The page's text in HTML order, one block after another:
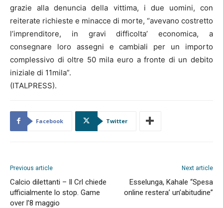
grazie alla denuncia della vittima, i due uomini, con
reiterate richieste e minacce di morte, “avevano costretto
l’imprenditore, in gravi difficolta’ economica, a
consegnare loro assegni e cambiali per un importo
complessivo di oltre 50 mila euro a fronte di un debito
iniziale di 11mila”.
(ITALPRESS).
Facebook Twitter
Previous article
Calcio dilettanti – Il Crl chiede
ufficialmente lo stop. Game
over l’8 maggio
Next article
Esselunga, Kahale “Spesa
online restera’ un’abitudine”